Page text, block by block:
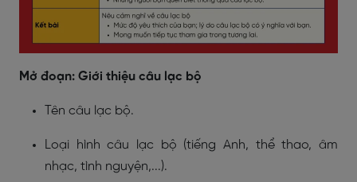
Mở đoạn: Giới thiệu câu lạc bộ
Tên câu lạc bộ.
Loại hình câu lạc bộ (tiếng Anh, thể thao, âm
nhạc, tình nguyện,...).